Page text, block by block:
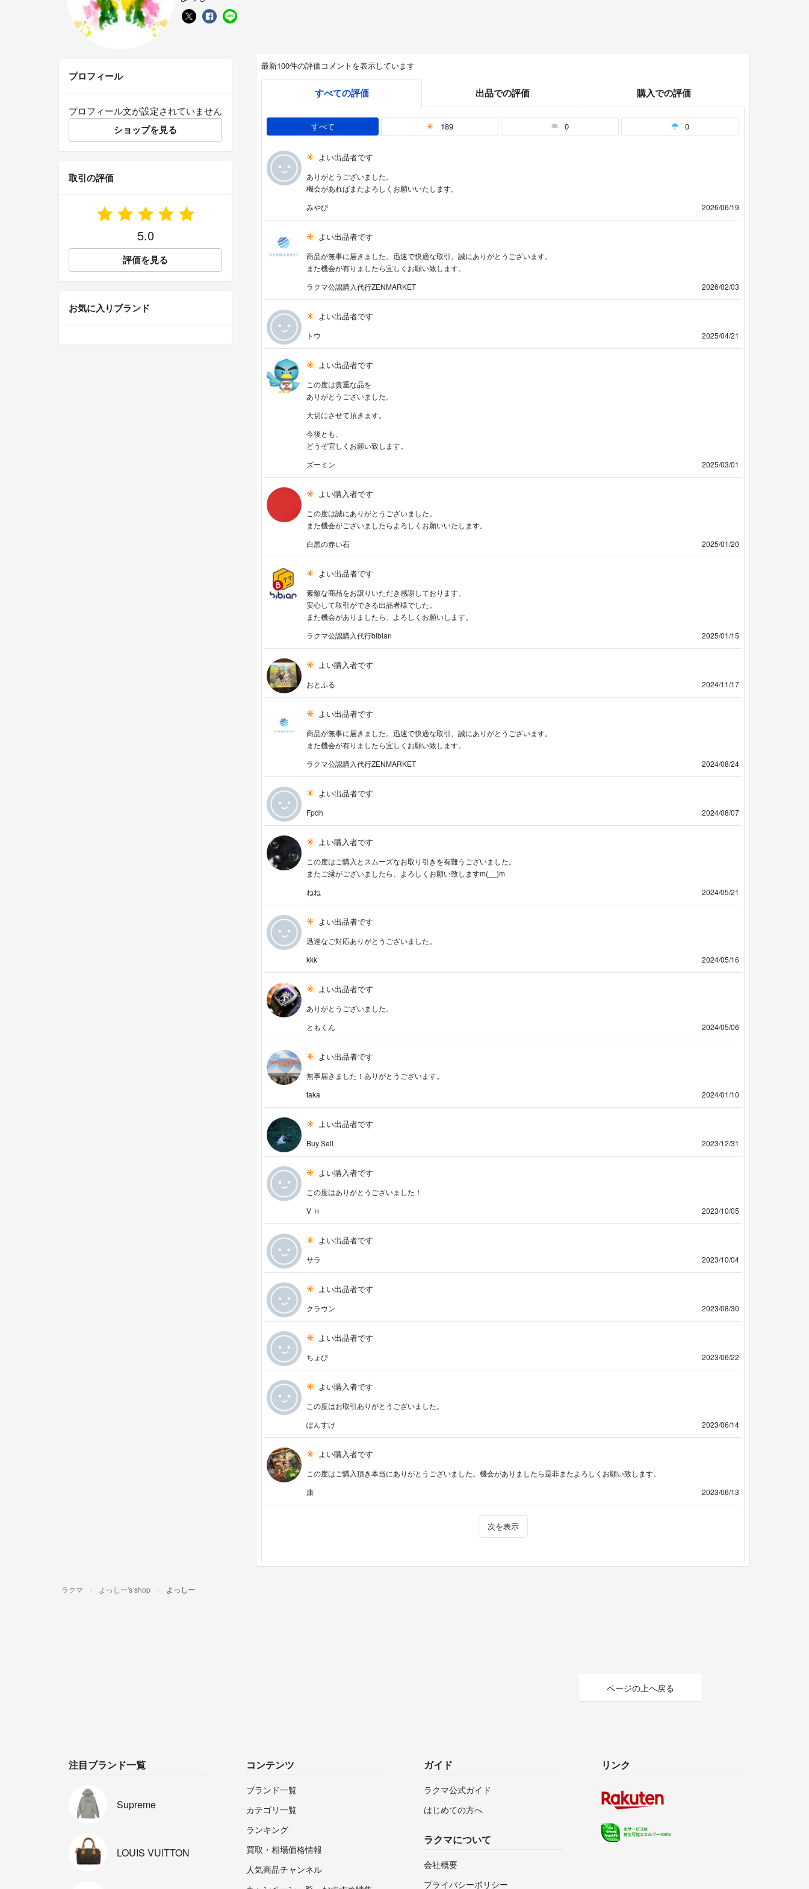
最新100件の評価コメントを表示しています
すべての評価 出品での評価 購入での評価
すべて 189 0 0
よい出品者です
ありがとうございました。
機会があればまたよろしくお願いいたします。
みやび
2026/06/19
よい出品者です
商品が無事に届きました。迅速で快適な取引、誠にありがとうございます。
また機会が有りましたら宜しくお願い致します。
ラクマ公認購入代行ZENMARKET
2026/02/03
よい出品者です
トウ 2025/04/21
よい出品者です
この度は貴重な品を
ありがとうございました。
大切にさせて頂きます。
今後とも、
どうぞ宜しくお願い致します。
ズーミン
2025/03/01
よい購入者です
この度は誠にありがとうございました。
また機会がございましたらよろしくお願いいたします。
白黒の赤い石
2025/01/20
よい出品者です
素敵な商品をお譲りいただき感謝しております。
安心して取引ができる出品者様でした。
また機会がありましたら、よろしくお願いします。
ラクマ公認購入代行bibian
2025/01/15
よい購入者です
おとふる 2024/11/17
よい出品者です
商品が無事に届きました。迅速で快適な取引、誠にありがとうございます。
また機会が有りましたら宜しくお願い致します。
ラクマ公認購入代行ZENMARKET
2024/08/24
よい出品者です
Fpdh 2024/08/07
よい購入者です
この度はご購入とスムーズなお取り引きを有難うございました。
またご縁がございましたら、よろしくお願い致しますm(__)m
ねね
2024/05/21
よい出品者です
迅速なご対応ありがとうございました。
kkk
2024/05/16
よい出品者です
ありがとうございました。
ともくん
2024/05/06
よい出品者です
無事届きました！ありがとうございます。
taka
2024/01/10
よい出品者です
Buy Sell 2023/12/31
よい購入者です
この度はありがとうございました！
V Ｈ
2023/10/05
よい出品者です
サラ 2023/10/04
よい出品者です
クラウン 2023/08/30
よい出品者です
ちょび 2023/06/22
よい購入者です
この度はお取引ありがとうございました。
ぽんすけ
2023/06/14
よい購入者です
この度はご購入頂き本当にありがとうございました。機会がありましたら是非またよろしくお願い致します。
康
2023/06/13
次を表示
プロフィール
プロフィール文が設定されていません
ショップを見る
取引の評価
5.0
評価を見る
お気に入りブランド
ラクマ よっしー's shop よっしー
ページの上へ戻る
注目ブランド一覧
Supreme
LOUIS VUITTON
コンテンツ
ブランド一覧
カテゴリ一覧
ランキング
買取・相場価格情報
人気商品チャンネル
ガイド
ラクマ公式ガイド
はじめての方へ
ラクマについて
会社概要
プライバシーポリシー
リンク